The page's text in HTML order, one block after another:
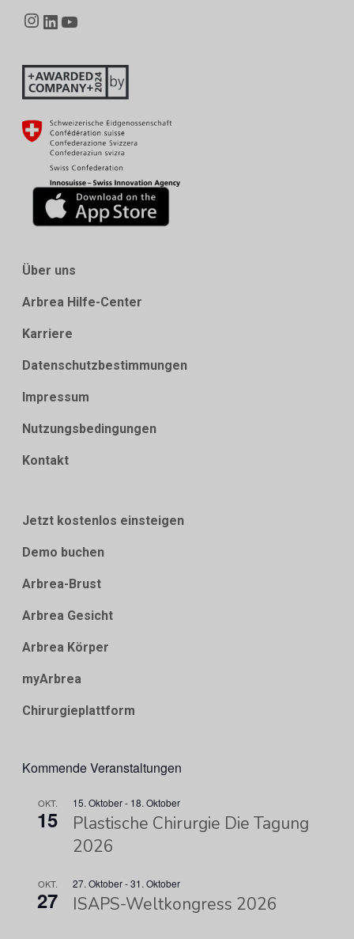
Instagram
LinkedIn
Über uns
Arbrea Hilfe-Center
Karriere
Datenschutzbestimmungen
Impressum
Nutzungsbedingungen
Kontakt
Jetzt kostenlos einsteigen
Demo buchen
Arbrea-Brust
Arbrea Gesicht
Arbrea Körper
myArbrea
Chirurgieplattform
Kommende Veranstaltungen
OKT.
15
15. Oktober- 18. Oktober
Plastische Chirurgie Die Tagung
2026
OKT.
27
27. Oktober-31. Oktober
ISAPS-Weltkongress 2026